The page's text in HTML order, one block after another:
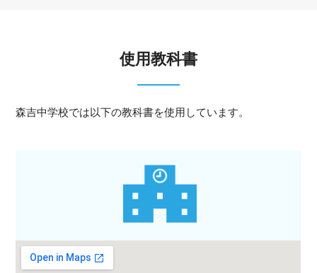
使用教科書
森吉中学校では以下の教科書を使用しています。